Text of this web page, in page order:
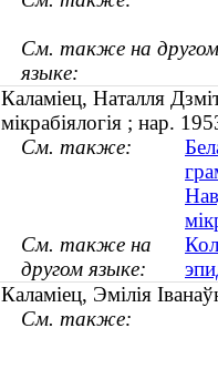
См. также на другом
языке:
Каламіец, Наталля
мікрабіялогія ; нар.
См. также:
См. также на
другом языке:
Каламіец, Эмілія
См. также: